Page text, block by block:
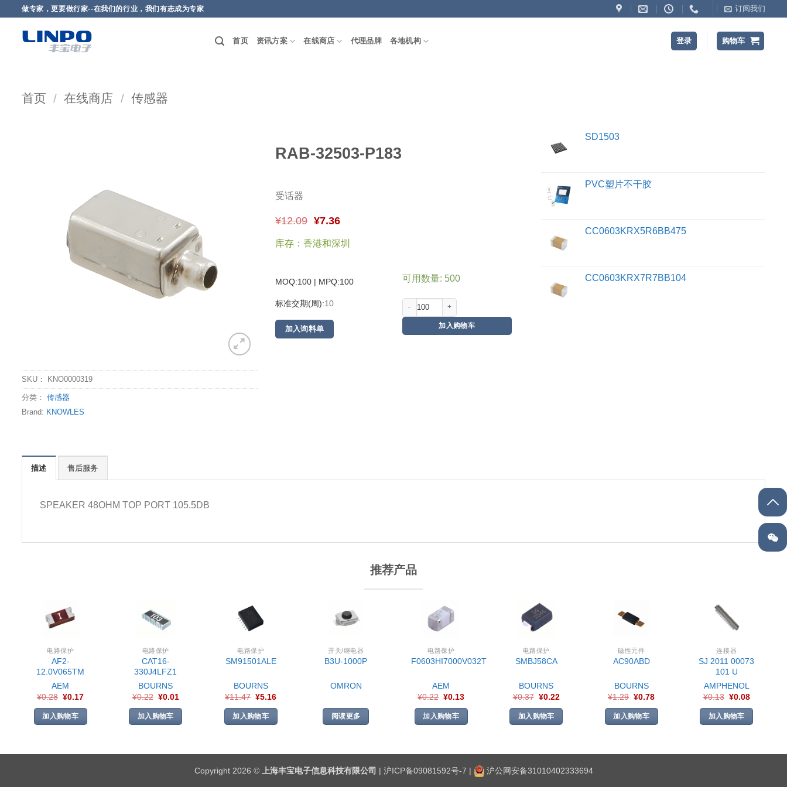
做专家，更要做行家--在我们的行业，我们有志成为专家 订阅我们
首页 资讯方案 在线商店 代理品牌 各地机构 登录 购物车
首页 / 在线商店 / 传感器
SKU： KNO0000319
分类： 传感器
Brand: KNOWLES
RAB-32503-P183
受话器
¥12.09 ¥7.36
库存：香港和深圳
MOQ:100 | MPQ:100
标准交期(周):10
加入询料单
可用数量: 500
加入购物车
SD1503
PVC塑片不干胶
CC0603KRX5R6BB475
CC0603KRX7R7BB104
描述 售后服务
SPEAKER 48OHM TOP PORT 105.5DB
推荐产品
电路保护
AF2-
12.0V065TM
AEM
¥0.28 ¥0.17
加入购物车
电路保护
CAT16-
330J4LFZ1
BOURNS
¥0.22 ¥0.01
加入购物车
电路保护
SM91501ALE
BOURNS
¥11.47 ¥5.16
加入购物车
开关/继电器
B3U-1000P
OMRON
阅读更多
电路保护
F0603HI7000V032T
AEM
¥0.22 ¥0.13
加入购物车
电路保护
SMBJ58CA
BOURNS
¥0.37 ¥0.22
加入购物车
磁性元件
AC90ABD
BOURNS
¥1.29 ¥0.78
加入购物车
连接器
SJ 2011 00073
101 U
AMPHENOL
¥0.13 ¥0.08
加入购物车
Copyright 2026 © 上海丰宝电子信息科技有限公司 | 沪ICP备09081592号-7 | 沪公网安备31010402333694